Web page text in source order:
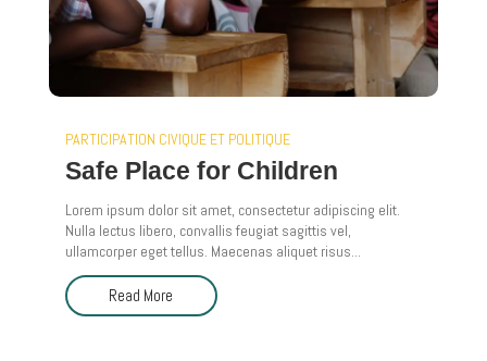
PARTICIPATION CIVIQUE ET POLITIQUE
Safe Place for Children
Lorem ipsum dolor sit amet, consectetur adipiscing elit.
Nulla lectus libero, convallis feugiat sagittis vel,
ullamcorper eget tellus. Maecenas aliquet risus...
Read More